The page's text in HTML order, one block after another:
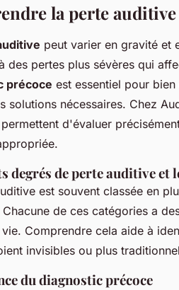
la perte auditive
peut varier en gravité et
des pertes plus sévères qui
précoce est essentiel pour
solutions nécessaires. Chez
permettent d'évaluer
degrés de perte auditive et
est souvent classée en
de ces catégories a
Comprendre cela aide à
invisibles ou plus
du diagnostic précoce